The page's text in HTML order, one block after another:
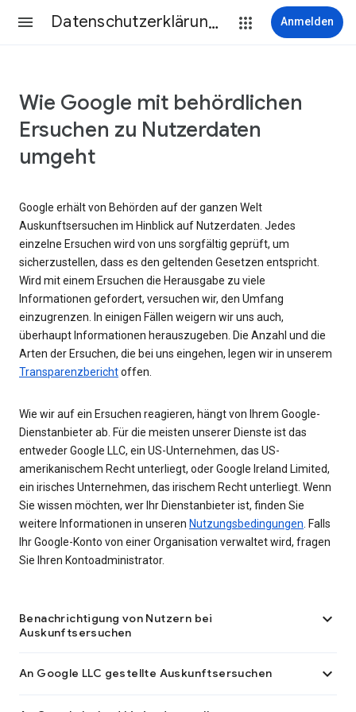
Datenschutzerklärung & Nutzungsbedingungen Anmelden
Wie Google mit behördlichen
Ersuchen zu Nutzerdaten
umgeht
Google erhält von Behörden auf der ganzen Welt
Auskunftsersuchen im Hinblick auf Nutzerdaten. Jedes
einzelne Ersuchen wird von uns sorgfältig geprüft, um
sicherzustellen, dass es den geltenden Gesetzen entspricht.
Wird mit einem Ersuchen die Herausgabe zu viele
Informationen gefordert, versuchen wir, den Umfang
einzugrenzen. In einigen Fällen weigern wir uns auch,
überhaupt Informationen herauszugeben. Die Anzahl und die
Arten der Ersuchen, die bei uns eingehen, legen wir in unserem
Transparenzberichtoffen.
Wie wir auf ein Ersuchen reagieren, hängt von Ihrem Google-
Dienstanbieter ab. Für die meisten unserer Dienste ist das
entweder Google LLC, ein US-Unternehmen, das US-
amerikanischem Recht unterliegt, oder Google Ireland Limited,
ein irisches Unternehmen, das irischem Recht unterliegt. Wenn
Sie wissen möchten, wer Ihr Dienstanbieter ist, finden Sie
weitere Informationen in unseren Nutzungsbedingungen . Falls
Ihr Google-Konto von einer Organisation verwaltet wird, fragen
Sie Ihren Kontoadministrator.
Benachrichtigung von Nutzern bei
Auskunftsersuchen

An Google LLC gestellte Auskunftsersuchen 